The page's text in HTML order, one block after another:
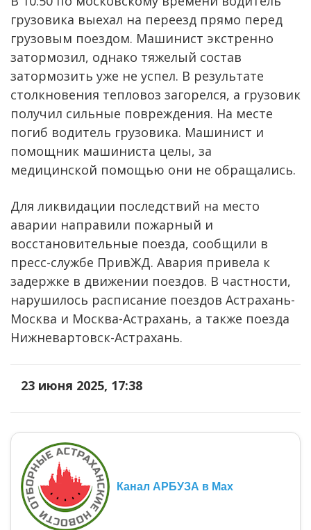
грузовика выехал на переезд прямо перед
грузовым поездом. Машинист экстренно
затормозил, однако тяжелый состав
затормозить уже не успел. В результате
столкновения тепловоз загорелся, а грузовик
получил сильные повреждения. На месте
погиб водитель грузовика. Машинист и
помощник машиниста целы, за
медицинской помощью они не обращались.
Для ликвидации последствий на место
аварии направили пожарный и
восстановительные поезда, сообщили в
пресс-службе ПривЖД. Авария привела к
задержке в движении поездов. В частности,
нарушилось расписание поездов Астрахань-
Москва и Москва-Астрахань, а также поезда
Нижневартовск-Астрахань.
23 июня 2025, 17:38
Канал АРБУЗА в Max